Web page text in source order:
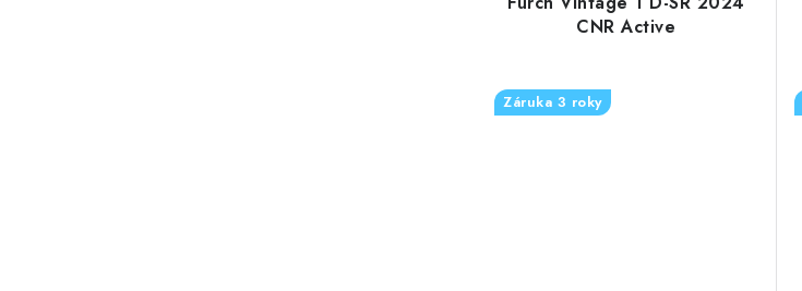
CNR Active
Záruka 3 roky